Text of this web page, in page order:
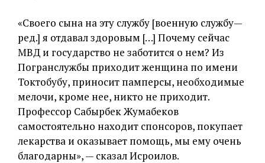
«Своего сына на эту службу [военную службу—
ред.] я отдавал здоровым […] Почему сейчас
МВД и государство не заботится о нем? Из
Погранслужбы приходит женщина по имени
Токтобубу, приносит памперсы, необходимые
мелочи, кроме нее, никто не приходит.
Профессор Сабырбек Жумабеков
самостоятельно находит спонсоров, покупает
лекарства и оказывает помощь, мы ему очень
благодарны», — сказал Исроилов.